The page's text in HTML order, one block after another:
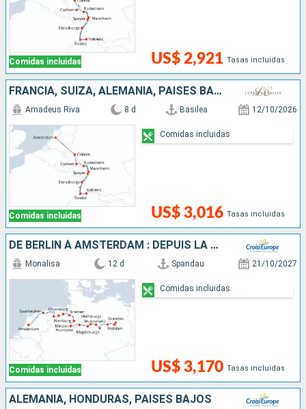
Comidas incluidas US$ 2,921 Tasas incluidas
FRANCIA, SUIZA, ALEMANIA, PAISES BAJOS
Comidas incluidas
Amadeus Riva 8 d Basilea 12/10/2026
US$ 3,016 Tasas incluidas
Comidas incluidas
DE BERLIN À AMSTERDAM : DEPUIS LA CAPITALE ALLEMANDE VERS LA HOLLANDE ET SES CANAUX
Comidas incluidas
Monalisa 12 d Spandau 21/10/2027
US$ 3,170 Tasas incluidas
Comidas incluidas
ALEMANIA, HONDURAS, PAISES BAJOS